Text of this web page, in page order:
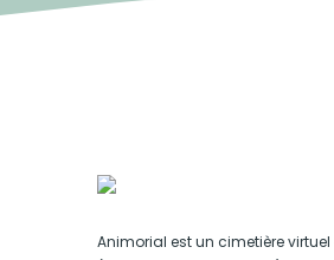
Animorial est un cimetière